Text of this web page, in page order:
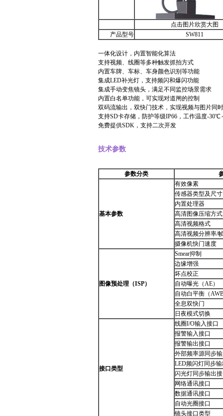
点击图片欣赏大图
产品型号
SW811
一体化设计，内置智能化算法
支持视频、线圈等多种触发抓拍方式
内置车牌、车标、车身颜色识别等功能
集成LED补光灯，支持频闪和爆闪功能
集成手动变焦镜头，满足不同监控场景需求
内置白名单功能，可实现对道闸的控制
双码流输出，双快门技术，实现视频与图片同
支持SD卡存储，防护等级IP66，工作温度-30℃
免费提供SDK，支持二次开发
技术参数
参数分类
基本参数
有效像素
传感器类型及尺寸
内置处理器
高清图像压缩方式
高清视频格式
高清视频分辨率/
摄像机快门速度
图像预处理（ISP）
Smear抑制
边缘增强
坏点校正
自动曝光（AE）
自动白平衡（
全息双快门
日夜模式切换
接口类型
线圈I/O输入接口
报警输入接口
报警输出接口
外部频率源同步
LED频闪灯同步
闪光灯同步输出
网络通讯接口
数据通讯接口
自动光圈接口
镜头接口类型